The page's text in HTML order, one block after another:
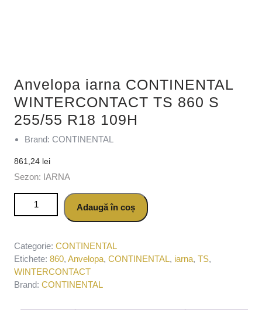
Anvelopa iarna CONTINENTAL
WINTERCONTACT TS 860 S
255/55 R18 109H
Brand: CONTINENTAL
861,24 lei
Sezon: IARNA
Cantitate Anvelopa iarna CONTINENTAL
WINTERCONTACT TS 860 S 255/55 R18 109H
Adaugă în coș
Categorie: CONTINENTAL
Etichete: 860, Anvelopa, CONTINENTAL, iarna, TS,
WINTERCONTACT
Brand: CONTINENTAL